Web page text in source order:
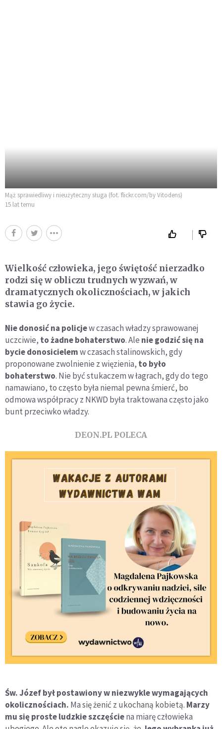
Mąż sprawiedliwy i nieużyteczny sługa (fot. flickr.com/by Vitodens)
15 lat temu
Wielkość człowieka, jego świętość nierzadko
rodzi się w obliczu trudnych wyzwań, w
dramatycznych okolicznościach, w jakich
stawia go życie.
Nie donosić na policjew czasach władzy sprawowanej
uczciwie, to żadne bohaterstwo. Ale nie godzić się na
bycie donosicielemw czasach stalinowskich, gdy
proponowane zwolnienie z więzienia, to było
bohaterstwo. Nie być stukaczem w łagrach, gdy do tego
namawiano, to często była niemal pewna śmierć, bo
odmowa współpracy z NKWD była traktowana często jako
bunt przeciwko władzy.
DEON.PL POLECA
Św. Józef był postawiony w niezwykle wymagających
okolicznościach. Ma się żenić z ukochaną kobietą. Marzy
mu się proste ludzkie szczęściena miarę człowieka